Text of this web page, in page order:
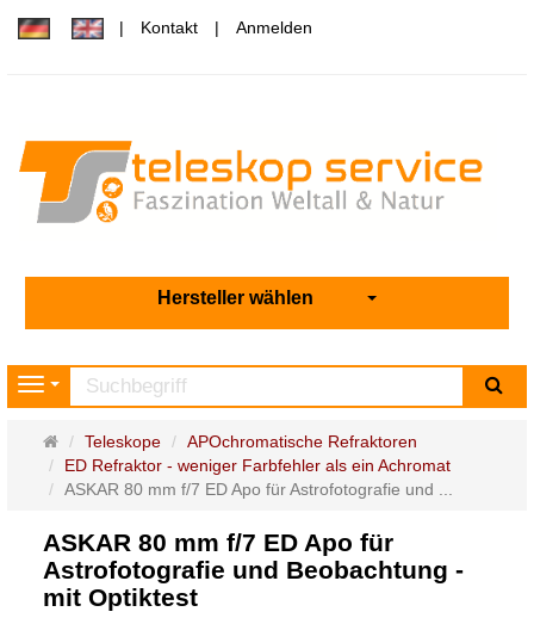
Kontakt Anmelden
Hersteller wählen
Navigation
Startseite
Teleskope
APOchromatische Refraktoren
ED Refraktor - weniger Farbfehler als ein Achromat
ASKAR 80 mm f/7 ED Apo für Astrofotografie und ...
ASKAR 80 mm f/7 ED Apo für
Astrofotografie und Beobachtung -
mit Optiktest